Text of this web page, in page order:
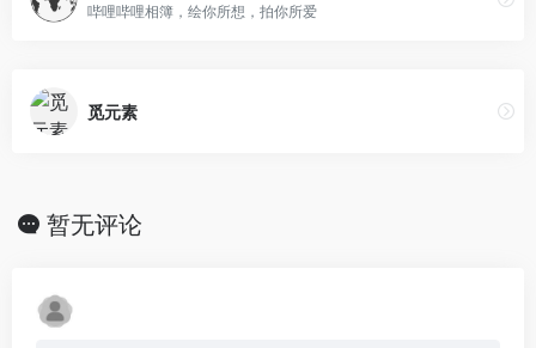
哔哩哔哩相簿，绘你所想，拍你所爱
觅元素
暂无评论